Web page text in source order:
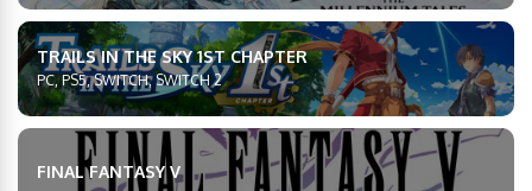
TRAILS IN THE SKY 1ST CHAPTER
PC, PS5, SWITCH, SWITCH 2
FINAL FANTASY V